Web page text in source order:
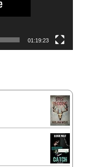
01:19:23